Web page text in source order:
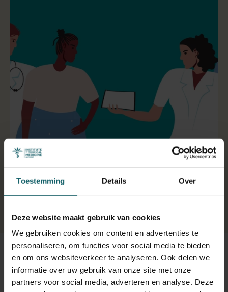
Toestemming Details Over
Deze website maakt gebruik van cookies
We gebruiken cookies om content en advertenties te
personaliseren, om functies voor social media te bieden
en om ons websiteverkeer te analyseren. Ook delen we
informatie over uw gebruik van onze site met onze
partners voor social media, adverteren en analyse. Deze
30 juni 2022- Artikels
Hiv bij migranten in precaire omstandigheden
in Europa